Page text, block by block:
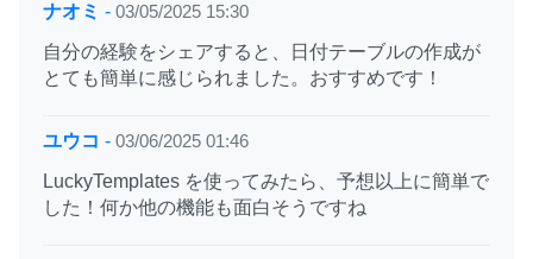
ナオミ - 03/05/2025 15:30
自分の経験をシェアすると、日付テーブルの作成が
とても簡単に感じられました。おすすめです！
ユウコ - 03/06/2025 01:46
LuckyTemplates を使ってみたら、予想以上に簡単で
した！何か他の機能も面白そうですね